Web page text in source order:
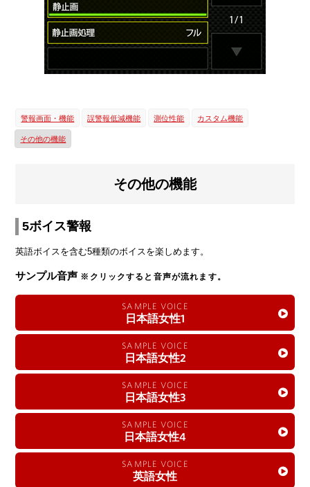
警報画面・機能 誤警報低減機能 測位性能 カスタム機能
その他の機能
その他の機能
5ボイス警報
英語ボイスを含む5種類のボイスを楽しめます。
サンプル音声 ※クリックすると音声が流れます。
SAMPLE VOICE
日本語女性1
SAMPLE VOICE
日本語女性2
SAMPLE VOICE
日本語女性3
SAMPLE VOICE
日本語女性4
SAMPLE VOICE
英語女性